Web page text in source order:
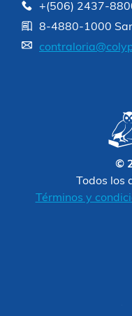
+(506) 2437-
8-4880-1000
©
Todos
Términos y